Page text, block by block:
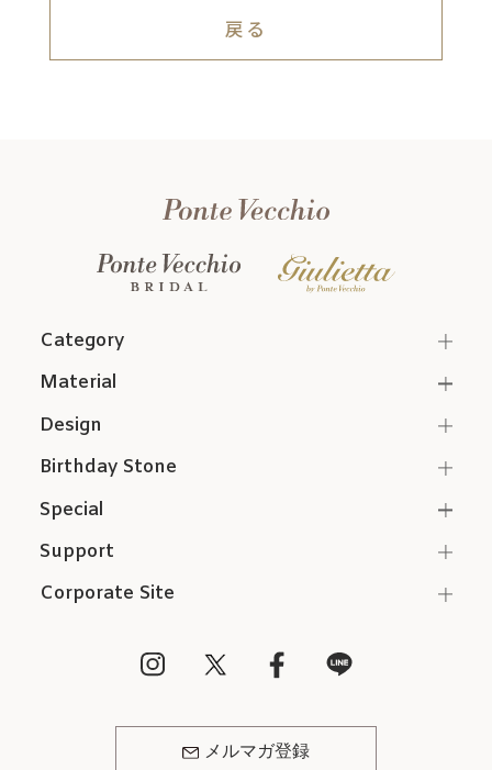
戻る
Category
Support
Corporate Site
メルマガ登録
Material
Design
Birthday Stone
Special